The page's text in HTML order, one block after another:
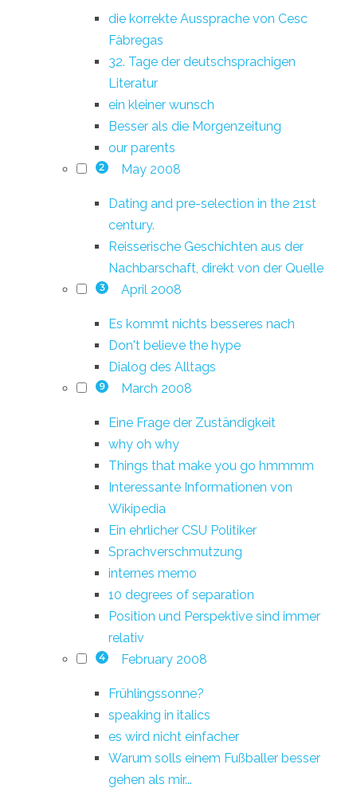
die korrekte Aussprache von Cesc
Fàbregas
32. Tage der deutschsprachigen
Literatur
ein kleiner wunsch
Besser als die Morgenzeitung
our parents
2 May 2008
Dating and pre-selection in the 21st
century.
Reisserische Geschichten aus der
Nachbarschaft, direkt von der Quelle
3 April 2008
Es kommt nichts besseres nach
Don't believe the hype
Dialog des Alltags
9 March 2008
Eine Frage der Zuständigkeit
why oh why
Things that make you go hmmmm
Interessante Informationen von
Wikipedia
Ein ehrlicher CSU Politiker
Sprachverschmutzung
internes memo
10 degrees of separation
Position und Perspektive sind immer
relativ
4 February 2008
Frühlingssonne?
speaking in italics
es wird nicht einfacher
Warum solls einem Fußballer besser
gehen als mir...